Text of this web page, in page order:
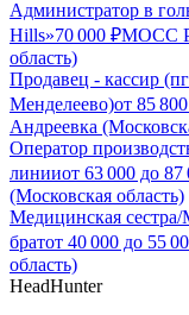
Администратор в
Hills»70 000 ₽МОСС
область)
Продавец - кассир
Менделеево)от 85 800
Андреевка
Оператор
линииот 63 000 до 87
(Московская область)
Медицинская
братот 40 000 до 55
область)
HeadHunter